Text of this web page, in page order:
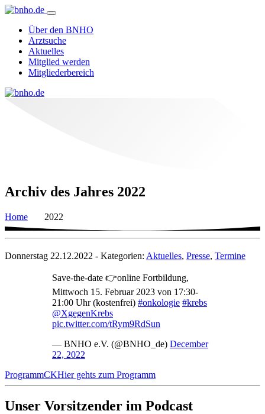
Über den BNHO
Arztsuche
Aktuelles
Mitglied werden
Mitgliederbereich
Archiv des Jahres 2022
Home 2022
Donnerstag 22.12.2022 - Kategorien: Aktuelles, Presse, Termine
Save-the-date 👉online Fortbildung,
Mittwoch 15. Februar 2023 von 17:30-
21:00 Uhr (kostenfrei) #onkologie #krebs
@XgegenKrebs
pic.twitter.com/tRym9RdSun
— BNHO e.V. (@BNHO_de) December
22, 2022
ProgrammCKHier gehts zum Programm
Unser Vorsitzender im Podcast